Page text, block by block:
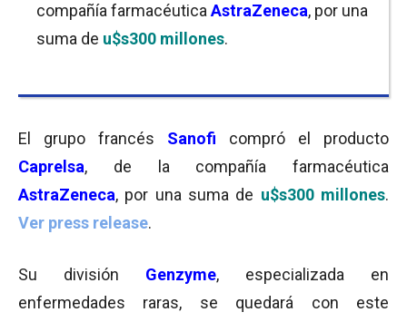
compañía farmacéutica AstraZeneca, por una
suma de u$s300 millones.
El grupo francés Sanofi
compró el producto
Caprelsa, de la compañía farmacéutica
AstraZeneca, por una suma de u$s300 millones.
Ver press release.
Su división Genzyme, especializada en
enfermedades raras, se quedará con este